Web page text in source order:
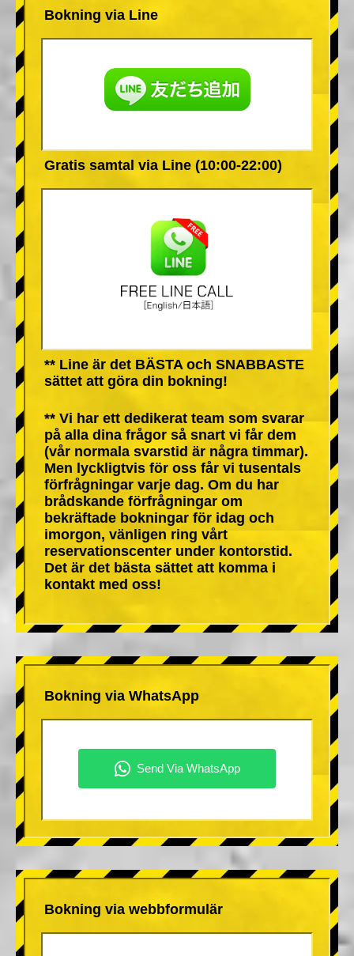
Bokning via Line
Gratis samtal via Line (10:00-22:00)
** Line är det BÄSTA och SNABBASTE
sättet att göra din bokning!
** Vi har ett dedikerat team som svarar
på alla dina frågor så snart vi får dem
(vår normala svarstid är några timmar).
Men lyckligtvis för oss får vi tusentals
förfrågningar varje dag. Om du har
brådskande förfrågningar om
bekräftade bokningar för idag och
imorgon, vänligen ring vårt
reservationscenter under kontorstid.
Det är det bästa sättet att komma i
kontakt med oss!
Bokning via WhatsApp
Bokning via webbformulär